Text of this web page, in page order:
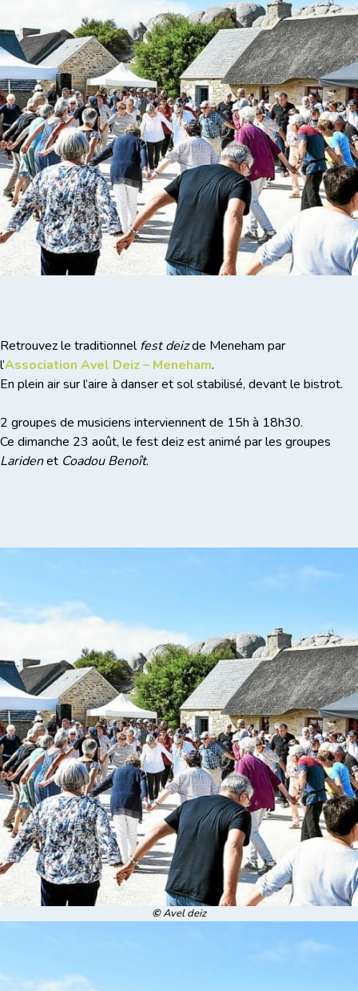
Retrouvez le traditionnelfest deizde Meneham par
l’Association Avel Deiz – Meneham.
En plein air sur l’aire à danser et sol stabilisé, devant le bistrot.
2 groupes de musiciens interviennent de 15h à 18h30.
Ce dimanche 23 août, le fest deiz est animé par les groupes
Laridenet Coadou Benoît.
©Avel deiz